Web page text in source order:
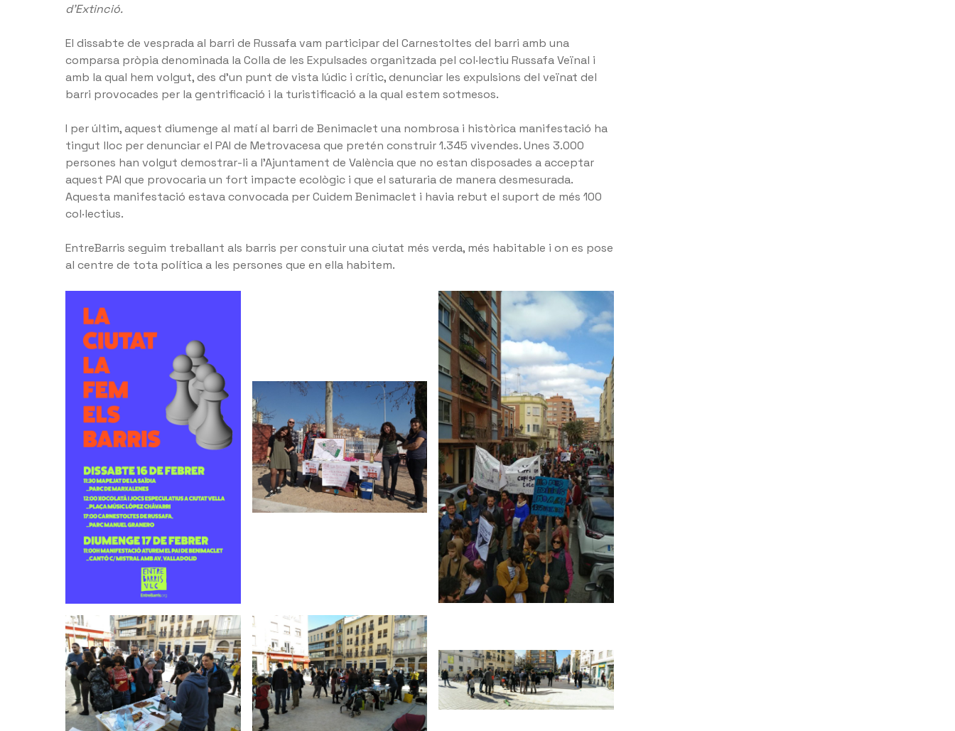
d’Extinció.
El dissabte de vesprada al barri de Russafa vam participar del Carnestoltes del barri amb una
comparsa pròpia denominada la Colla de les Expulsades organitzada pel col·lectiu Russafa Veïnal i
amb la qual hem volgut, des d’un punt de vista lúdic i crític, denunciar les expulsions del veïnat del
barri provocades per la gentrificació i la turistificació a la qual estem sotmesos.
I per últim, aquest diumenge al matí al barri de Benimaclet una nombrosa i històrica manifestació ha
tingut lloc per denunciar el PAI de Metrovacesa que pretén construir 1.345 vivendes. Unes 3.000
persones han volgut demostrar-li a l’Ajuntament de València que no estan disposades a acceptar
aquest PAI que provocaria un fort impacte ecològic i que el saturaria de manera desmesurada.
Aquesta manifestació estava convocada per Cuidem Benimaclet i havia rebut el suport de més 100
col·lectius.
EntreBarris seguim treballant als barris per constuir una ciutat més verda, més habitable i on es pose
al centre de tota política a les persones que en ella habitem.